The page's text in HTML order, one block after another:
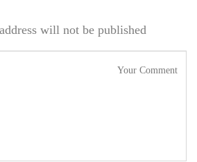
will not be published.